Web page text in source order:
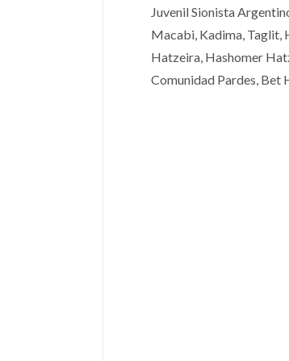
Juvenil Sionista
Macabi, Kadima, Taglit,
Hatzeira, Hashomer
Comunidad Pardes, Bet